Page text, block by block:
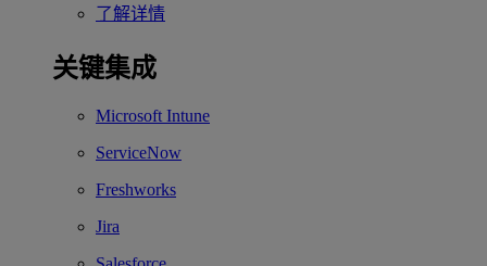
了解详情
关键集成
Microsoft Intune
ServiceNow
Freshworks
Jira